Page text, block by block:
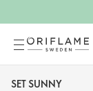
SET SUNNY